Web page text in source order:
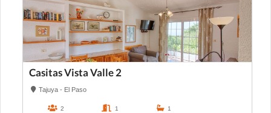
Casitas Vista Valle 2
Tajuya - El Paso
2 1 1